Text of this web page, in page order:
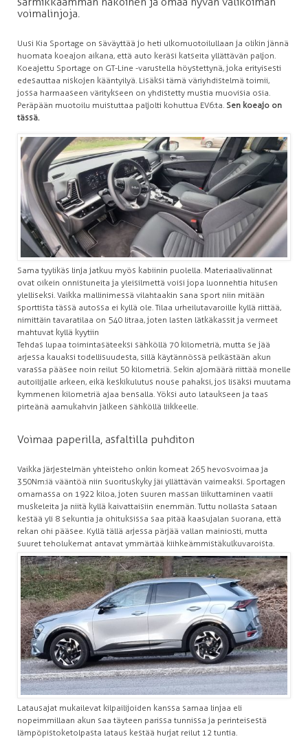
voimalinjoja.
Uusi Kia Sportage on säväyttää jo heti ulkomuotoilullaan ja olikin jännä
huomata koeajon aikana, että auto keräsi katseita yllättävän paljon.
Koeajettu Sportage on GT-Line -varustella höystettynä, joka erityisesti
edesauttaa niskojen kääntyilyä. Lisäksi tämä väriyhdistelmä toimii,
jossa harmaaseen väritykseen on yhdistetty mustia muovisia osia.
Peräpään muotoilu muistuttaa paljolti kohuttua EV6:ta. Sen koeajo on
tässä.
Sama tyylikäs linja jatkuu myös kabiinin puolella. Materiaalivalinnat
ovat oikein onnistuneita ja yleisilmettä voisi jopa luonnehtia hitusen
ylelliseksi. Vaikka mallinimessä vilahtaakin sana sport niin mitään
sporttista tässä autossa ei kyllä ole. Tilaa urheilutavaroille kyllä riittää,
nimittäin tavaratilaa on 540 litraa, joten lasten lätkäkassit ja vermeet
mahtuvat kyllä kyytiin
Tehdas lupaa toimintasäteeksi sähköllä 70 kilometriä, mutta se jää
arjessa kauaksi todellisuudesta, sillä käytännössä pelkästään akun
varassa pääsee noin reilut 50 kilometriä. Sekin ajomäärä riittää monelle
autoilijalle arkeen, eikä keskikulutus nouse pahaksi, jos lisäksi muutama
kymmenen kilometriä ajaa bensalla. Yöksi auto lataukseen ja taas
pirteänä aamukahvin jälkeen sähköllä liikkeelle.
Voimaa paperilla, asfaltilla puhditon
Vaikka järjestelmän yhteisteho onkin komeat 265 hevosvoimaa ja
350Nm:iä vääntöä niin suorituskyky jäi yllättävän vaimeaksi. Sportagen
omamassa on 1922 kiloa, joten suuren massan liikuttaminen vaatii
muskeleita ja niitä kyllä kaivattaisiin enemmän. Tuttu nollasta sataan
kestää yli 8 sekuntia ja ohituksissa saa pitää kaasujalan suorana, että
rekan ohi pääsee. Kyllä tällä arjessa pärjää vallan mainiosti, mutta
suuret teholukemat antavat ymmärtää kiihkeämmistä kulkuvaroista.
Latausajat mukailevat kilpailijoiden kanssa samaa linjaa eli
nopeimmillaan akun saa täyteen parissa tunnissa ja perinteisestä
lämpöpistoketolpasta lataus kestää hurjat reilut 12 tuntia.